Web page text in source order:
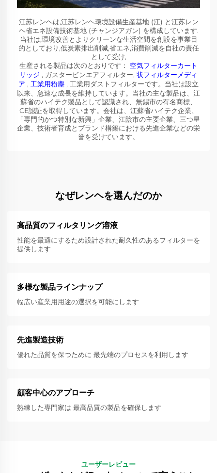
江苏レンヘは,江苏レンヘ環境設備生産基地 (江) と江苏レン
ヘ省エネ設備技術基地 (チャンジアガン) を構成しています.
当社は,環境改善とよりクリーンな生活空間を創設を事業目
的としており,低炭素排出削減,省エネ,消費削減を自社の責任
として受け,
生産される製品は次のとおりです： 空気フィルターカート
リッジ , ガスタービンエアフィルター, 状フィルターメディ
ア , 工業用粉塵 , 工業用ダストフィルターです。当社は設立
以来、急速な成長を維持しています。当社の主な製品は、江
蘇省のハイテク製品として認識され、無錫市の有名商標、
CE認証を取得しています。会社は、江蘇省ハイテク企業、
「専門的かつ特別な新興」企業、江陰市の主要企業、三つ星
企業、技術者育成とブランド構築における先進企業などの栄
誉を受けています。
なぜレンヘを選んだのか
高品質のフィルタリング溶液
性能を最適にするため設計された耐久性のあるフィルターを
提供します
多様な製品ラインナップ
幅広い産業用用途の選択を可能にします
先進製造技術
優れた品質を保つために 最先端のプロセスを利用します
顧客中心のアプローチ
熟練した専門家は 最高品質の製品を確保します
ユーザーレビュー